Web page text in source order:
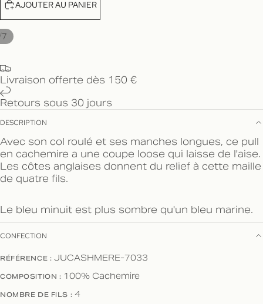
7
AJOUTER AU PANIER
Livraison offerte dès 150 €
Retours sous 30 jours
DESCRIPTION
Avec son col roulé et ses manches longues, ce pull
en cachemire a une coupe loose qui laisse de l'aise.
Les côtes anglaises donnent du relief à cette maille
de quatre fils.
Le bleu minuit est plus sombre qu'un bleu marine.
CONFECTION
RÉFÉRENCE : JUCASHMERE-7033
COMPOSITION : 100% Cachemire
NOMBRE DE FILS : 4